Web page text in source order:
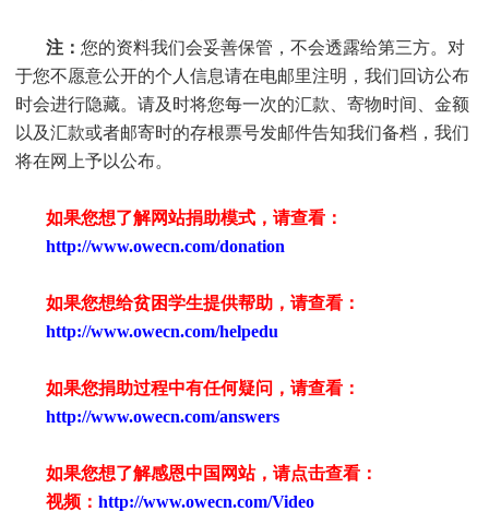
注： 您的资料我们会妥善保管，不会透露给第三方。对
于您不愿意公开的个人信息请在电邮里注明，我们回访公布
时会进行隐藏。请及时将您每一次的汇款、寄物时间、金额
以及汇款或者邮寄时的存根票号发邮件告知我们备档，我们
将在网上予以公布。
如果您想了解网站捐助模式，请查看：
http://www.owecn.com/donation
如果您想给贫困学生提供帮助，请查看：
http://www.owecn.com/helpedu
如果您捐助过程中有任何疑问，请查看：
http://www.owecn.com/answers
如果您想了解感恩中国网站，请点击查看：
视频： http://www.owecn.com/Video